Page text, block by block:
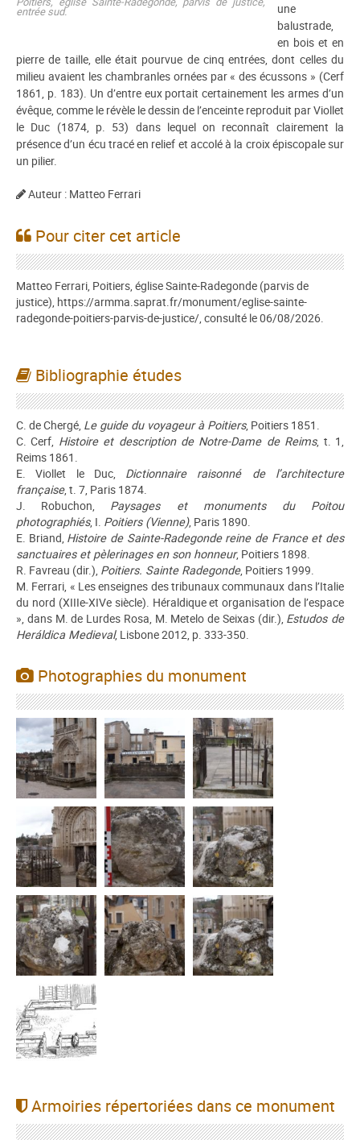
entrée sud.
une
balustrade,
en bois et en
pierre de taille, elle était pourvue de cinq entrées, dont celles du
milieu avaient les chambranles ornées par « des écussons » (Cerf
1861, p. 183). Un d’entre eux portait certainement les armes d’un
évêque, comme le révèle le dessin de l’enceinte reproduit par Viollet
le Duc (1874, p. 53) dans lequel on reconnaît clairement la
présence d’un écu tracé en relief et accolé à la croix épiscopale sur
un pilier.
Auteur : Matteo Ferrari
Pour citer cet article
Matteo Ferrari, Poitiers, église Sainte-Radegonde (parvis de
justice), https://armma.saprat.fr/monument/eglise-sainte-
radegonde-poitiers-parvis-de-justice/, consulté le 06/08/2026.
Bibliographie études
C. de Chergé, Le guide du voyageur à Poitiers, Poitiers 1851.
C. Cerf, Histoire et description de Notre-Dame de Reims, t. 1,
Reims 1861.
E. Viollet le Duc, Dictionnaire raisonné de l’architecture
française, t. 7, Paris 1874.
J. Robuchon, Paysages et monuments du Poitou
photographiés, I. Poitiers (Vienne), Paris 1890.
E. Briand, Histoire de Sainte-Radegonde reine de France et des
sanctuaires et pèlerinages en son honneur, Poitiers 1898.
R. Favreau (dir.), Poitiers. Sainte Radegonde, Poitiers 1999.
M. Ferrari, « Les enseignes des tribunaux communaux dans l’Italie
du nord (XIIIe-XIVe siècle). Héraldique et organisation de l’espace
», dans M. de Lurdes Rosa, M. Metelo de Seixas (dir.), Estudos de
Heráldica Medieval, Lisbone 2012, p. 333-350.
Photographies du monument
Armoiries répertoriées dans ce monument